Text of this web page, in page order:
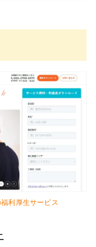
利厚生サービス